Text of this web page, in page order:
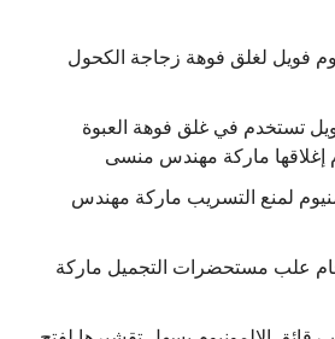
فويل لغلق فوهة زجاجة الكحول
تستخدم في غلق فوهة العبوة
إغلاقها ماركة مهندس منسى
لمنع التسريب ماركة مهندس
علب مستحضرات التجميل ماركة